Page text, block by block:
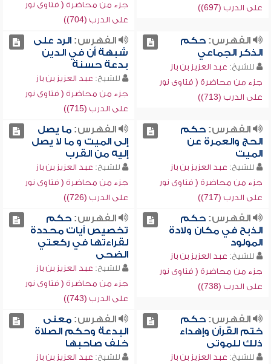
على الدرب (697))
جزء من محاضرة ( فتاوى نور
على الدرب (704))
الفهرس:حكم
الذكر الجماعي
للشيخ: عبد العزيز بن باز
جزء من محاضرة ( فتاوى نور
على الدرب (713))
الفهرس:الرد على
شبهة أن في الدين
بدعة حسنة
للشيخ: عبد العزيز بن باز
جزء من محاضرة ( فتاوى نور
على الدرب (715))
الفهرس:حكم
الحج والعمرة عن
الميت
للشيخ: عبد العزيز بن باز
جزء من محاضرة ( فتاوى نور
على الدرب (717))
الفهرس:ما يصل
إلى الميت و ما لا يصل
إليه من القرب
للشيخ: عبد العزيز بن باز
جزء من محاضرة ( فتاوى نور
على الدرب (726))
الفهرس:حكم
الذبح في مكان ولادة
المولود
للشيخ: عبد العزيز بن باز
جزء من محاضرة ( فتاوى نور
على الدرب (738))
الفهرس:حكم
تخصيص آيات محددة
لقراءتها في ركعتي
الضحى
للشيخ: عبد العزيز بن باز
جزء من محاضرة ( فتاوى نور
على الدرب (743))
الفهرس:حكم
ختم القرآن وإهداء
ذلك للموتى
للشيخ: عبد العزيز بن باز
الفهرس:معنى
البدعة وحكم الصلاة
خلف صاحبها
للشيخ: عبد العزيز بن باز